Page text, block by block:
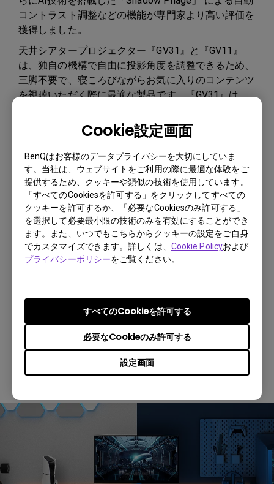
Cookie設定画面
BenQはお客様のデータプライバシーを大切にしていま
す。当社は、ウェブサイトをご利用の際に最適な体験をご
提供するため、クッキーや類似の技術を使用しています。
「すべてのCookiesを許可する」をクリックしてすべての
クッキーを許可するか、「必要なCookiesのみ許可する」
を選択して必要最小限の技術のみを有効にすることができ
ます。また、いつでもこちらからクッキーの設定をご自身
でカスタマイズできます。詳しくは、 Cookie Policyおよび
プライバシーポリシーをご覧ください。
設定画面
必要なCookieのみ許可する
すべてのCookieを許可する
コントラスト調整などの機能が専門家より高い評価を
獲得しました。
天井シアタープロジェクター『GV31』と『GV11』
は、独自の機構で自由に投影角度を調整できるため、
三脚不要で、寝ころびながらお気に入りのコンテンツ
を視聴いただく際に最適な製品です。『GV31』は
アル大賞（ライフスタイル分科会）」を受賞していま
「X Series」の『X3100i』『X500i』『X300G』の3製
品は、いずれも業界最高水準のリフレッシュレート
240Hzで応答速度4.2msに対応していることに加え、
良質なオーディオ設計でゲームの没入感を追求し、よ
り本格的に大画面ゲームプレイを体験することができ
る4K ゲーミングプロジェクターシリーズです。
Android TV内蔵のため、ゲームのみならず映画、ドラ
マ、スポーツといったさまざまなエンターテインメン
また、「劇場の視聴環境を自宅に」をコンセプ
トに開発された『HT4550i』は、BenQのフラグ
シップモデルの4K ホームシアタープロジェクタ
ーです。「VGP2023 SUMMER」で「特別大
賞」を受賞しており、3期連続のアワード受賞